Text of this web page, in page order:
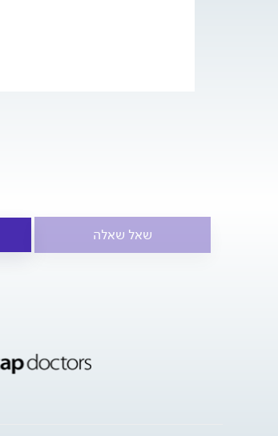
שאל שאלה